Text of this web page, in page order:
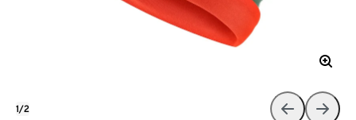
1/2